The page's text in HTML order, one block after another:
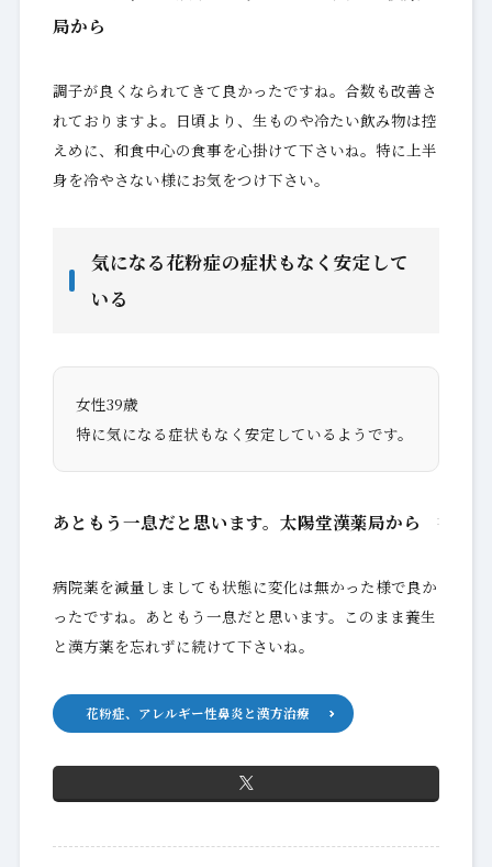
局から
調子が良くなられてきて良かったですね。合数も改善さ
れておりますよ。日頃より、生ものや冷たい飲み物は控
えめに、和食中心の食事を心掛けて下さいね。特に上半
身を冷やさない様にお気をつけ下さい。
気になる花粉症の症状もなく安定して
いる
女性39歳
特に気になる症状もなく安定しているようです。
あともう一息だと思います。太陽堂漢薬局から
病院薬を減量しましても状態に変化は無かった様で良か
ったですね。あともう一息だと思います。このまま養生
と漢方薬を忘れずに続けて下さいね。
花粉症、アレルギー性鼻炎と漢方治療